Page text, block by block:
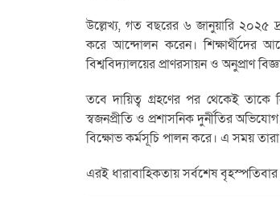
‎‎উল্লেখ্য, গত বছরের ৬ জানুয়ারি ২০২৫
করে আন্দোলন করেন। শিক্ষার্থীদের
বিশ্ববিদ্যালয়ের প্রাণরসায়ন ও অনুপ্রাণ
‎তবে দায়িত্ব গ্রহণের পর থেকেই তাকে
স্বজনপ্রীতি ও প্রশাসনিক দুর্নীতির
বিক্ষোভ কর্মসূচি পালন করে। এ সময়
‎এরই ধারাবাহিকতায় সর্বশেষ